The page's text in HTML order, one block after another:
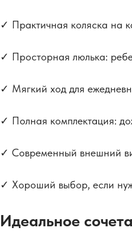
✓ Практичная коляска на
✓ Просторная люлька:
✓ Мягкий ход для
✓ Полная комплектация:
✓ Современный внешний
✓ Хороший выбор, если
Идеальное